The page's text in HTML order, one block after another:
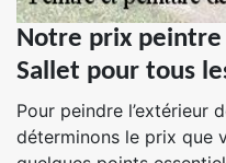
Notre prix
Sallet pour tous
Pour peindre l’extérieur
déterminons le prix que